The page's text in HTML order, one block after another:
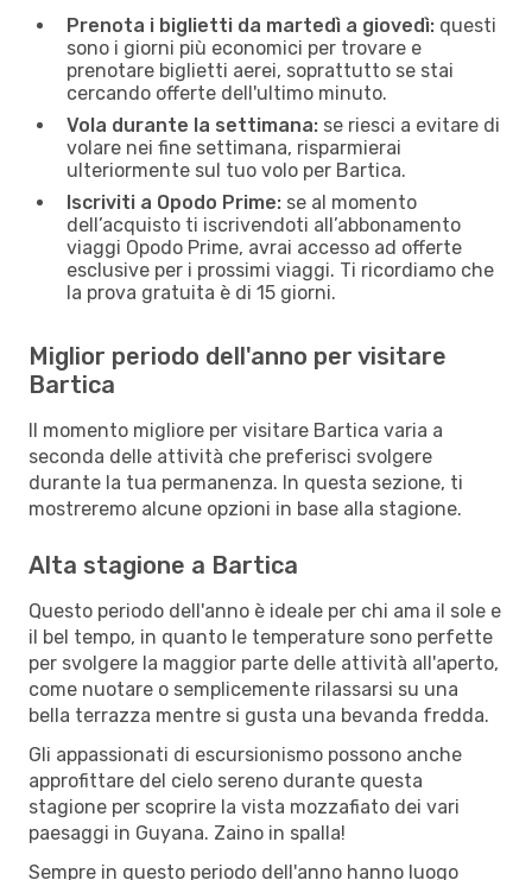
Prenota i biglietti da martedì a giovedì: questi
sono i giorni più economici per trovare e
prenotare biglietti aerei, soprattutto se stai
cercando offerte dell'ultimo minuto.
Vola durante la settimana: se riesci a evitare di
volare nei fine settimana, risparmierai
ulteriormente sul tuo volo per Bartica.
Iscriviti a Opodo Prime: se al momento
dell’acquisto ti iscrivendoti all’abbonamento
viaggi Opodo Prime, avrai accesso ad offerte
esclusive per i prossimi viaggi. Ti ricordiamo che
la prova gratuita è di 15 giorni.
Miglior periodo dell'anno per visitare
Bartica
Il momento migliore per visitare Bartica varia a
seconda delle attività che preferisci svolgere
durante la tua permanenza. In questa sezione, ti
mostreremo alcune opzioni in base alla stagione.
Alta stagione a Bartica
Questo periodo dell'anno è ideale per chi ama il sole e
il bel tempo, in quanto le temperature sono perfette
per svolgere la maggior parte delle attività all'aperto,
come nuotare o semplicemente rilassarsi su una
bella terrazza mentre si gusta una bevanda fredda.
Gli appassionati di escursionismo possono anche
approfittare del cielo sereno durante questa
stagione per scoprire la vista mozzafiato dei vari
paesaggi in Guyana. Zaino in spalla!
Sempre in questo periodo dell'anno hanno luogo